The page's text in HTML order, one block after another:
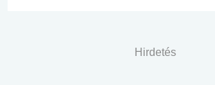
Hirdetés